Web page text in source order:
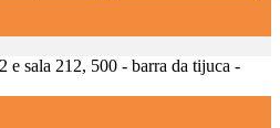
e sala 212, 500 - barra da tijuca -